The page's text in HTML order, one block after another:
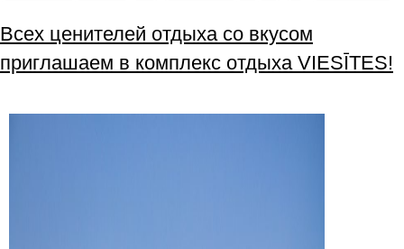
Всех ценителей отдыха со вкусом
приглашаем в комплекс отдыха VIESĪTES!